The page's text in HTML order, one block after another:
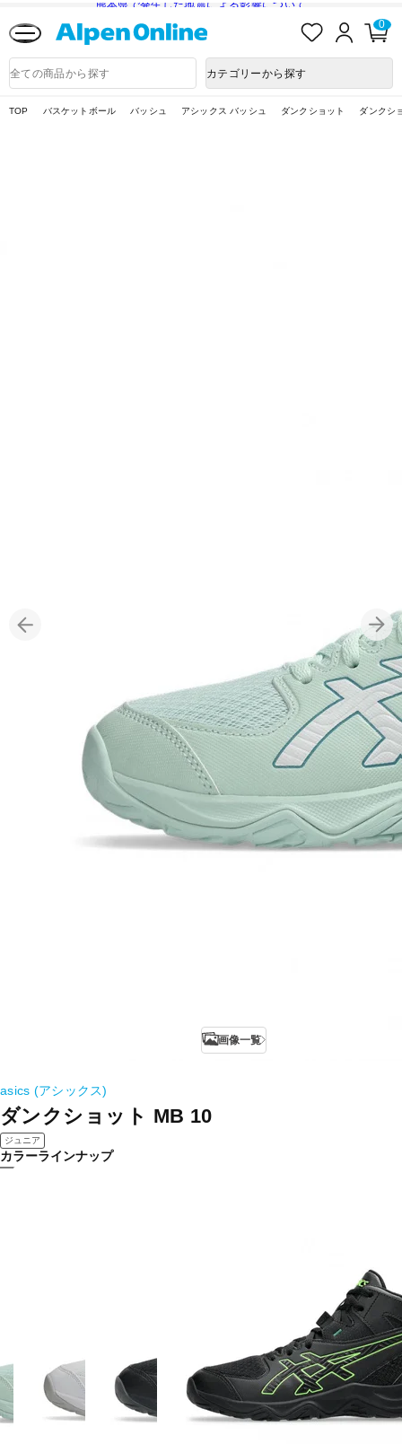
熊本県で発生した地震による影響について
入
ロ
ン
0
品
検
カテゴリーから探す
TOP バスケットボール バッシュ アシックス バッシュ ダンクショット ダンクシ
画像一覧
asics (アシックス)
ダンクショット MB 10
ジュニア
カラーラインナップ